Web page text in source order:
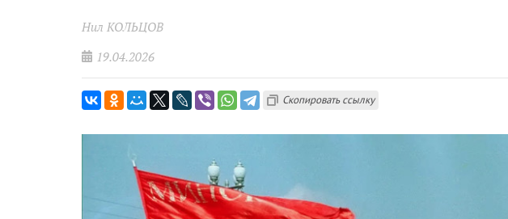
Нил КОЛЬЦОВ
19.04.2026
Скопировать ссылку